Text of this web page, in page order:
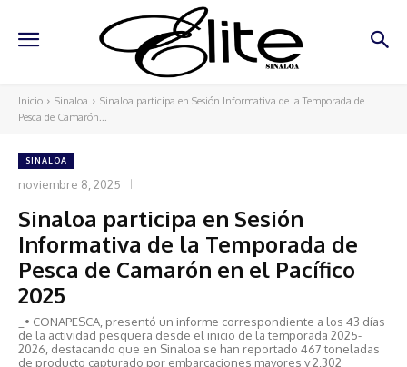
Inicio Sinaloa
Sinaloa participa en Sesión Informativa de la Temporada de
Pesca de Camarón...
SINALOA
noviembre 8, 2025
Sinaloa participa en Sesión
Informativa de la Temporada de
Pesca de Camarón en el Pacífico
2025
_• CONAPESCA, presentó un informe correspondiente a los 43 días
de la actividad pesquera desde el inicio de la temporada 2025-
2026, destacando que en Sinaloa se han reportado 467 toneladas
de producto capturado por embarcaciones mayores y 2,302